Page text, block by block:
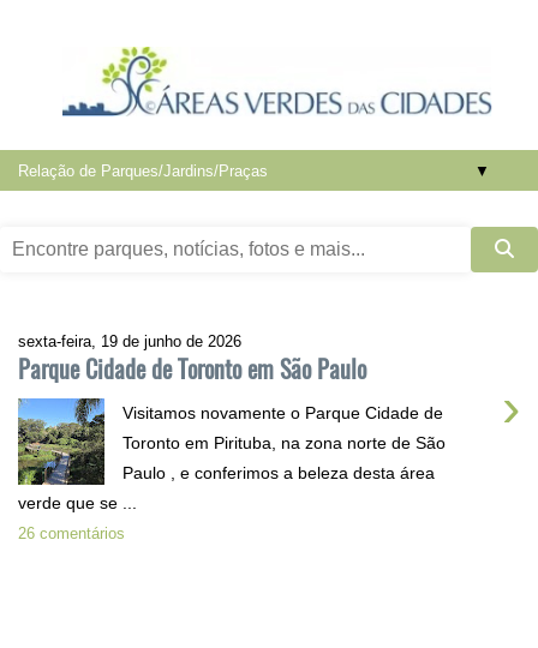
▼
sexta-feira, 19 de junho de 2026
Parque Cidade de Toronto em São Paulo
›
Visitamos novamente o Parque Cidade de
Toronto em Pirituba, na zona norte de São
Paulo , e conferimos a beleza desta área
verde que se ...
26 comentários